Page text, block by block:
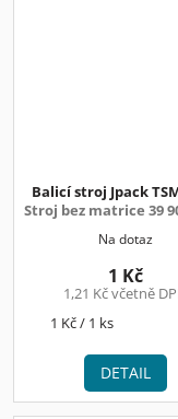
Balicí stroj Jpack
Stroj bez matrice 39
Na dotaz
1,21 Kč včetně
1 Kč
Měrná
1 Kč / 1 ks
DETAIL